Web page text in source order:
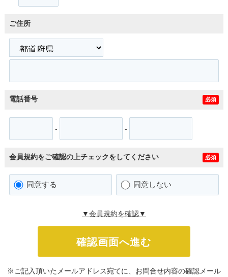
ご住所
電話番号 必須
- -
会員規約をご確認の上チェックをしてください 必須
同意する 同意しない
▼会員規約を確認▼
※ご記入頂いたメールアドレス宛てに、お問合せ内容の確認メール